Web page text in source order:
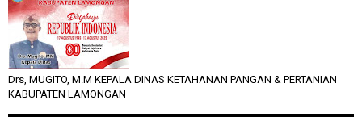
Drs, MUGITO, M.M KEPALA DINAS KETAHANAN PANGAN & PERTANIAN
KABUPATEN LAMONGAN